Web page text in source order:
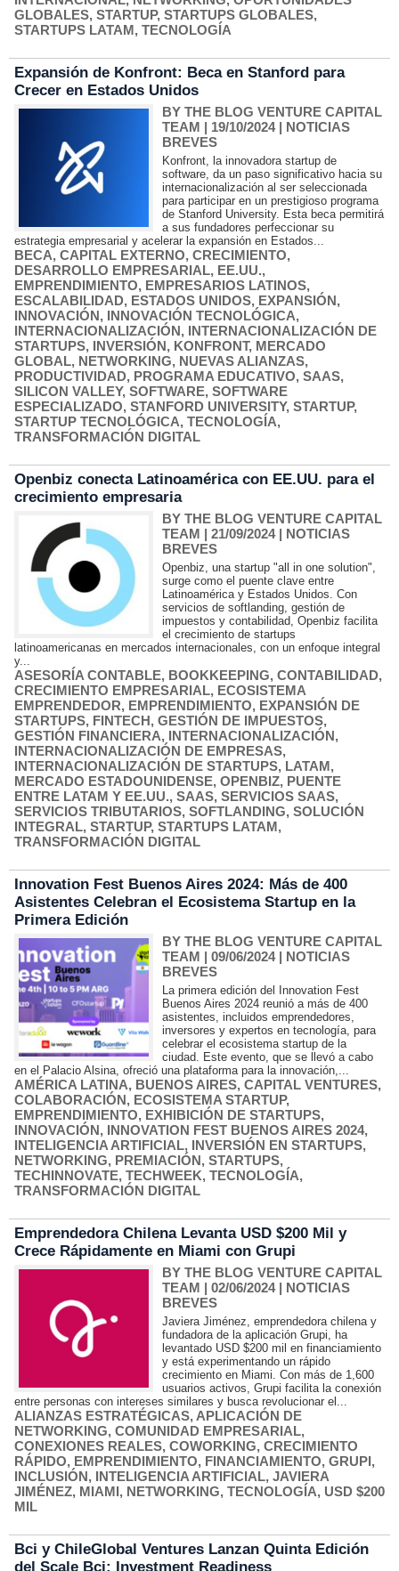
GLOBALES, STARTUP, STARTUPS GLOBALES,
STARTUPS LATAM, TECNOLOGÍA
Expansión de Konfront: Beca en Stanford para
Crecer en Estados Unidos
BY THE BLOG VENTURE CAPITAL
TEAM | 19/10/2024| NOTICIAS
BREVES
Konfront, la innovadora startup de
software, da un paso significativo hacia su
internacionalización al ser seleccionada
para participar en un prestigioso programa
de Stanford University. Esta beca permitirá
a sus fundadores perfeccionar su
estrategia empresarial y acelerar la expansión en Estados...
BECA, CAPITAL EXTERNO, CRECIMIENTO,
DESARROLLO EMPRESARIAL, EE.UU.,
EMPRENDIMIENTO, EMPRESARIOS LATINOS,
ESCALABILIDAD, ESTADOS UNIDOS, EXPANSIÓN,
INNOVACIÓN, INNOVACIÓN TECNOLÓGICA,
INTERNACIONALIZACIÓN, INTERNACIONALIZACIÓN DE
STARTUPS, INVERSIÓN, KONFRONT, MERCADO
GLOBAL, NETWORKING, NUEVAS ALIANZAS,
PRODUCTIVIDAD, PROGRAMA EDUCATIVO, SAAS,
SILICON VALLEY, SOFTWARE, SOFTWARE
ESPECIALIZADO, STANFORD UNIVERSITY, STARTUP,
STARTUP TECNOLÓGICA, TECNOLOGÍA,
TRANSFORMACIÓN DIGITAL
Openbiz conecta Latinoamérica con EE.UU. para el
crecimiento empresaria
BY THE BLOG VENTURE CAPITAL
TEAM | 21/09/2024| NOTICIAS
BREVES
Openbiz, una startup "all in one solution",
surge como el puente clave entre
Latinoamérica y Estados Unidos. Con
servicios de softlanding, gestión de
impuestos y contabilidad, Openbiz facilita
el crecimiento de startups
latinoamericanas en mercados internacionales, con un enfoque integral
y...
ASESORÍA CONTABLE, BOOKKEEPING, CONTABILIDAD,
CRECIMIENTO EMPRESARIAL, ECOSISTEMA
EMPRENDEDOR, EMPRENDIMIENTO, EXPANSIÓN DE
STARTUPS, FINTECH, GESTIÓN DE IMPUESTOS,
GESTIÓN FINANCIERA, INTERNACIONALIZACIÓN,
INTERNACIONALIZACIÓN DE EMPRESAS,
INTERNACIONALIZACIÓN DE STARTUPS, LATAM,
MERCADO ESTADOUNIDENSE, OPENBIZ, PUENTE
ENTRE LATAM Y EE.UU., SAAS, SERVICIOS SAAS,
SERVICIOS TRIBUTARIOS, SOFTLANDING, SOLUCIÓN
INTEGRAL, STARTUP, STARTUPS LATAM,
TRANSFORMACIÓN DIGITAL
Innovation Fest Buenos Aires 2024: Más de 400
Asistentes Celebran el Ecosistema Startup en la
Primera Edición
BY THE BLOG VENTURE CAPITAL
TEAM | 09/06/2024| NOTICIAS
BREVES
La primera edición del Innovation Fest
Buenos Aires 2024 reunió a más de 400
asistentes, incluidos emprendedores,
inversores y expertos en tecnología, para
celebrar el ecosistema startup de la
ciudad. Este evento, que se llevó a cabo
en el Palacio Alsina, ofreció una plataforma para la innovación,...
AMÉRICA LATINA, BUENOS AIRES, CAPITAL VENTURES,
COLABORACIÓN, ECOSISTEMA STARTUP,
EMPRENDIMIENTO, EXHIBICIÓN DE STARTUPS,
INNOVACIÓN, INNOVATION FEST BUENOS AIRES 2024,
INTELIGENCIA ARTIFICIAL, INVERSIÓN EN STARTUPS,
NETWORKING, PREMIACIÓN, STARTUPS,
TECHINNOVATE, TECHWEEK, TECNOLOGÍA,
TRANSFORMACIÓN DIGITAL
Emprendedora Chilena Levanta USD $200 Mil y
Crece Rápidamente en Miami con Grupi
BY THE BLOG VENTURE CAPITAL
TEAM | 02/06/2024| NOTICIAS
BREVES
Javiera Jiménez, emprendedora chilena y
fundadora de la aplicación Grupi, ha
levantado USD $200 mil en financiamiento
y está experimentando un rápido
crecimiento en Miami. Con más de 1,600
usuarios activos, Grupi facilita la conexión
entre personas con intereses similares y busca revolucionar el...
ALIANZAS ESTRATÉGICAS, APLICACIÓN DE
NETWORKING, COMUNIDAD EMPRESARIAL,
CONEXIONES REALES, COWORKING, CRECIMIENTO
RÁPIDO, EMPRENDIMIENTO, FINANCIAMIENTO, GRUPI,
INCLUSIÓN, INTELIGENCIA ARTIFICIAL, JAVIERA
JIMÉNEZ, MIAMI, NETWORKING, TECNOLOGÍA, USD $200
MIL
Bci y ChileGlobal Ventures Lanzan Quinta Edición
del Scale Bci: Investment Readiness